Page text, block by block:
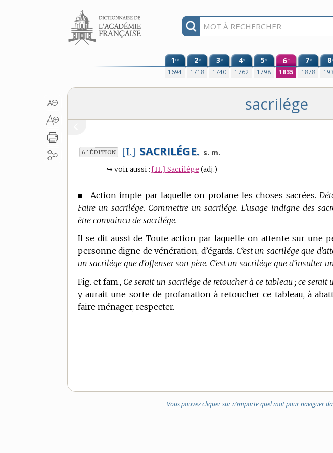
Aller au contenu
1re
1694
2e
1718
3e
1740
4e
1762
5e
1798
6e
1835
7e
1878
8
sacrilége
6e ÉDITION [I.] SACRILÉGE. s. m.
↪ voir aussi : [II.] Sacrilége (adj.)
■ Action impie par laquelle on profane les choses sacrées.
Faire un sacrilége. Commettre un sacrilége. L’usage indigne des
être convaincu de sacrilége.
Il se dit aussi de Toute action par laquelle on attente sur une
personne digne de vénération, d’égards. C’est un sacrilége que
un sacrilége que d’offenser son père. C’est un sacrilége que d’insulter
Fig. et fam., Ce serait un sacrilége de retoucher à ce tableau ; ce serait
y aurait une sorte de profanation à retoucher ce tableau, à
faire ménager, respecter.
Vous pouvez cliquer sur n’importe quel mot pour naviguer